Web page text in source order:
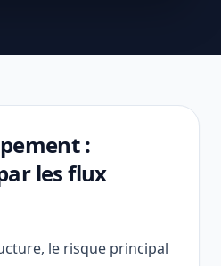
:
les flux
le risque principal